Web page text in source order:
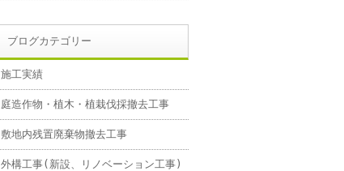
ブログカテゴリー
施工実績
庭造作物・植木・植栽伐採撤去工事
敷地内残置廃棄物撤去工事
外構工事(新設、リノベーション工事)